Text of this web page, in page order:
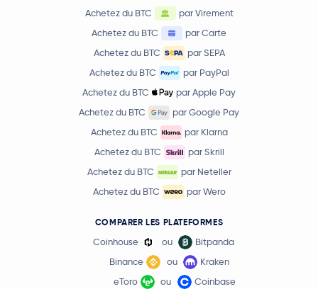
Achetez du BTC
par Virement
Achetez du BTC
par Carte
Achetez du BTC
par SEPA
Achetez du BTC
par PayPal
Achetez du BTC
par Apple Pay
Achetez du BTC
par Google Pay
Achetez du BTC
par Klarna
Achetez du BTC
par Skrill
Achetez du BTC
par Neteller
Achetez du BTC
par Wero
COMPARER LES PLATEFORMES
Coinhouse ou
Bitpanda
Binance
ou
Kraken
eToro
ou Coinbase